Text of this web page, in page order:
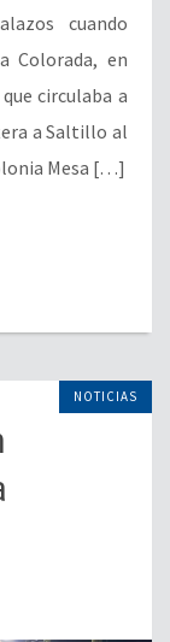
cuando
Colorada, en
circulaba a
a Saltillo al
Mesa […]
NOTICIAS